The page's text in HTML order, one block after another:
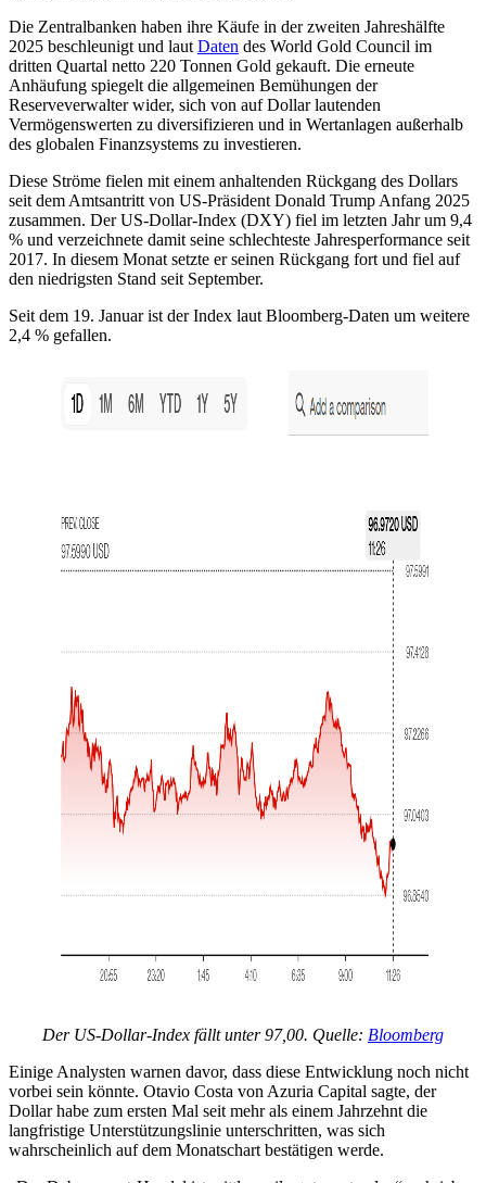
Die Zentralbanken haben ihre Käufe in der zweiten Jahreshälfte
2025 beschleunigt und laut Daten des World Gold Council im
dritten Quartal netto 220 Tonnen Gold gekauft. Die erneute
Anhäufung spiegelt die allgemeinen Bemühungen der
Reserveverwalter wider, sich von auf Dollar lautenden
Vermögenswerten zu diversifizieren und in Wertanlagen außerhalb
des globalen Finanzsystems zu investieren.
Diese Ströme fielen mit einem anhaltenden Rückgang des Dollars
seit dem Amtsantritt von US-Präsident Donald Trump Anfang 2025
zusammen. Der US-Dollar-Index (DXY) fiel im letzten Jahr um 9,4
% und verzeichnete damit seine schlechteste Jahresperformance seit
2017. In diesem Monat setzte er seinen Rückgang fort und fiel auf
den niedrigsten Stand seit September.
Seit dem 19. Januar ist der Index laut Bloomberg-Daten um weitere
2,4 % gefallen.
Der US-Dollar-Index fällt unter 97,00. Quelle: Bloomberg
Einige Analysten warnen davor, dass diese Entwicklung noch nicht
vorbei sein könnte. Otavio Costa von Azuria Capital sagte, der
Dollar habe zum ersten Mal seit mehr als einem Jahrzehnt die
langfristige Unterstützungslinie unterschritten, was sich
wahrscheinlich auf dem Monatschart bestätigen werde.